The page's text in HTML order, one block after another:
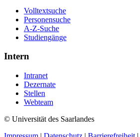
Volltextsuche
Personensuche
A-Z-Suche
Studiengänge
Intern
Intranet
Dezernate
Stellen
Webteam
© Universität des Saarlandes